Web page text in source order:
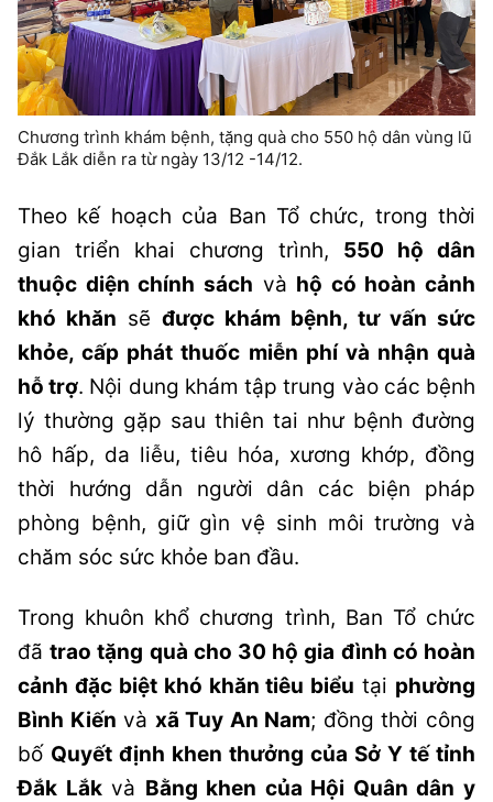
Chương trình khám bệnh, tặng quà cho 550 hộ dân vùng lũ
Đắk Lắk diễn ra từ ngày 13/12 -14/12.
Theo kế hoạch của Ban Tổ chức, trong thời
gian triển khai chương trình, 550 hộ dân
thuộc diện chính sách và hộ có hoàn cảnh
khó khăn sẽ được khám bệnh, tư vấn sức
khỏe, cấp phát thuốc miễn phí và nhận quà
hỗ trợ. Nội dung khám tập trung vào các bệnh
lý thường gặp sau thiên tai như bệnh đường
hô hấp, da liễu, tiêu hóa, xương khớp, đồng
thời hướng dẫn người dân các biện pháp
phòng bệnh, giữ gìn vệ sinh môi trường và
chăm sóc sức khỏe ban đầu.
Trong khuôn khổ chương trình, Ban Tổ chức
đãtrao tặng quà cho 30 hộ gia đình có hoàn
cảnh đặc biệt khó khăn tiêu biểu tại phường
Bình Kiến và xã Tuy An Nam; đồng thời công
bố Quyết định khen thưởng của Sở Y tế tỉnh
Đắk Lắkvà Bằng khen của Hội Quân dân y